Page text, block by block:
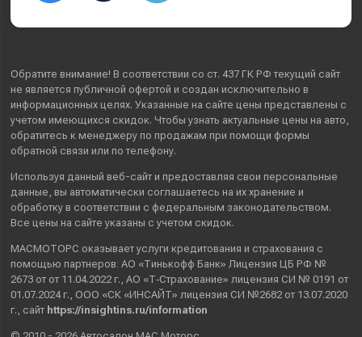
Обратите внимание! В соответствии со ст. 437 ГК РФ текущий сайт
не является публичной офертой и создан исключительно в
информационных целях. Указанные на сайте цены представлены с
учетом имеющихся скидок. Чтобы узнать актуальные цены на авто,
обратитесь к менеджеру по продажам при помощи формы
обратной связи или по телефону.
Используя данный веб-сайт и предоставляя свои персональные
данные , вы автоматически соглашаетесь на их хранение и
обработку в соответствии с федеральным законодательством.
Все цены на сайте указаны с учетом скидок.
МАСМОТОРС оказывает услуги кредитования и страхования с
помощью партнеров: АО «Тинькофф Банк» Лицензия ЦБ РФ №
2673 от от 11.04.2022 г., АО «Т‑Страхование» лицензия СИ № 0191 от
01.07.2024 г., ООО «СК «ИНСАЙТ» лицензия СИ №2682 от 13.07.2020
г., сайт https://insightins.ru/information